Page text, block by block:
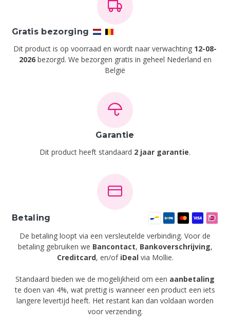
Gratis bezorging
Dit product is op voorraad en wordt naar verwachting 12-08-
2026bezorgd. We bezorgen gratis in geheel Nederland en
België
Garantie
Dit product heeft standaard 2 jaar garantie.
Betaling
De betaling loopt via een versleutelde verbinding. Voor de
betaling gebruiken we Bancontact, Bankoverschrijving,
Creditcard, en/of iDeal via Mollie.
Standaard bieden we de mogelijkheid om een aanbetaling
te doen van 4%, wat prettig is wanneer een product een iets
langere levertijd heeft. Het restant kan dan voldaan worden
voor verzending.